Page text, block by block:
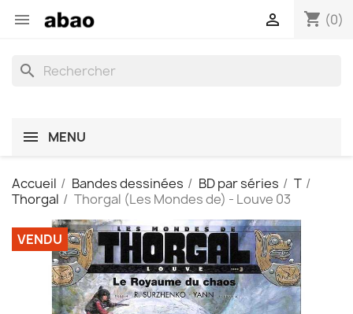
 shopping_cart (0)

search
MENU
Accueil Bandes dessinées BD par séries
T
Thorgal
Thorgal (Les Mondes de) - Louve 03
VENDU